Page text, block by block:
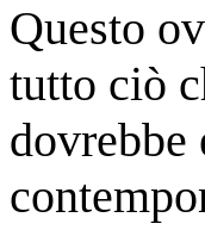
Questo
tutto ciò